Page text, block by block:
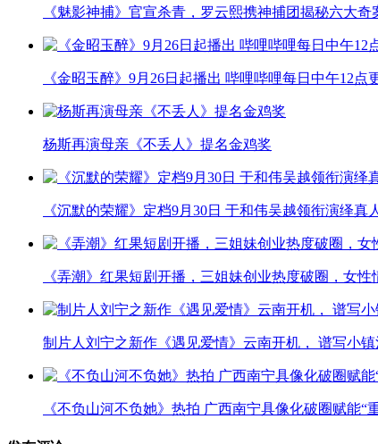
《魅影神捕》官宣杀青，罗云熙携神捕团揭秘六大奇
《金昭玉醉》9月26日起播出 哔哩哔哩每日中午12点
杨斯再演母亲《不丢人》提名金鸡奖
《沉默的荣耀》定档9月30日 于和伟吴越领衔演绎真
《弄潮》红果短剧开播，三姐妹创业热度破圈，女
制片人刘宁之新作《遇见爱情》云南开机， 谱写小
《不负山河不负她》热拍 广西南宁具像化破圈赋能“